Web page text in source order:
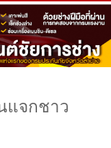
แจกชาว